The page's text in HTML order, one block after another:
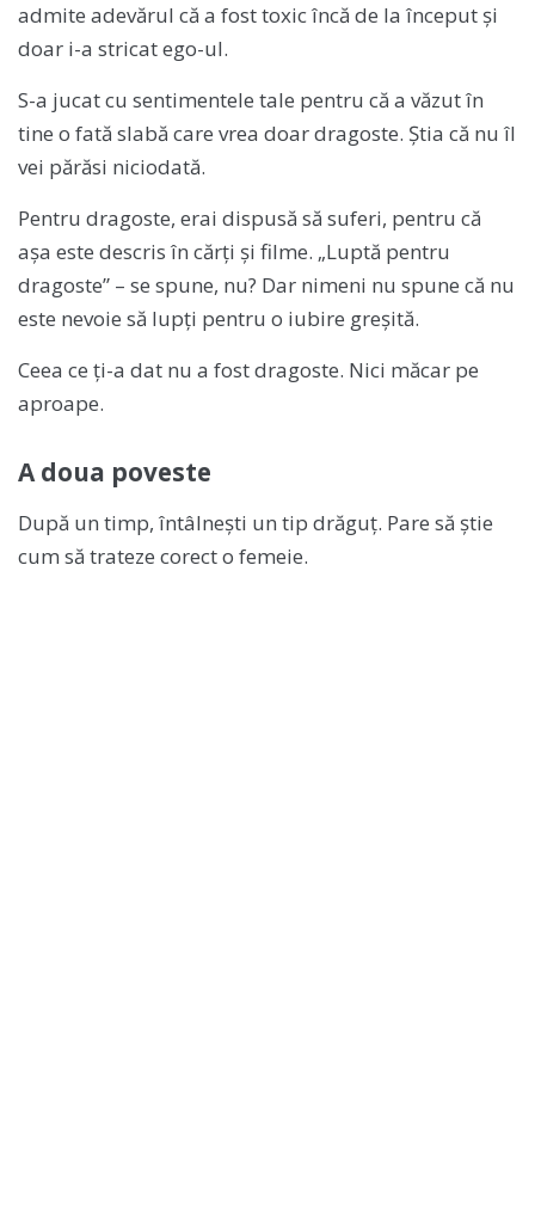
admite adevărul că a fost toxic încă de la început și
doar i-a stricat ego-ul.
S-a jucat cu sentimentele tale pentru că a văzut în
tine o fată slabă care vrea doar dragoste. Știa că nu îl
vei părăsi niciodată.
Pentru dragoste, erai dispusă să suferi, pentru că
așa este descris în cărți și filme. „Luptă pentru
dragoste” – se spune, nu? Dar nimeni nu spune că nu
este nevoie să lupți pentru o iubire greșită.
Ceea ce ți-a dat nu a fost dragoste. Nici măcar pe
aproape.
A doua poveste
După un timp, întâlnești un tip drăguț. Pare să știe
cum să trateze corect o femeie.